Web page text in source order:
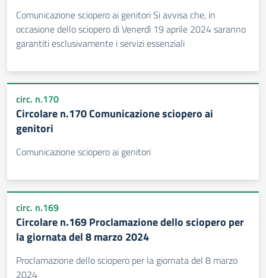
Comunicazione sciopero ai genitori Si avvisa che, in
occasione dello sciopero di Venerdì 19 aprile 2024 saranno
garantiti esclusivamente i servizi essenziali
circ. n.170
Circolare n.170 Comunicazione sciopero ai
genitori
Comunicazione sciopero ai genitori
circ. n.169
Circolare n.169 Proclamazione dello sciopero per
la giornata del 8 marzo 2024
Proclamazione dello sciopero per la giornata del 8 marzo
2024